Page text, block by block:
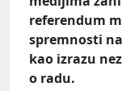
referendum
spremnosti
kao izrazu
o radu.